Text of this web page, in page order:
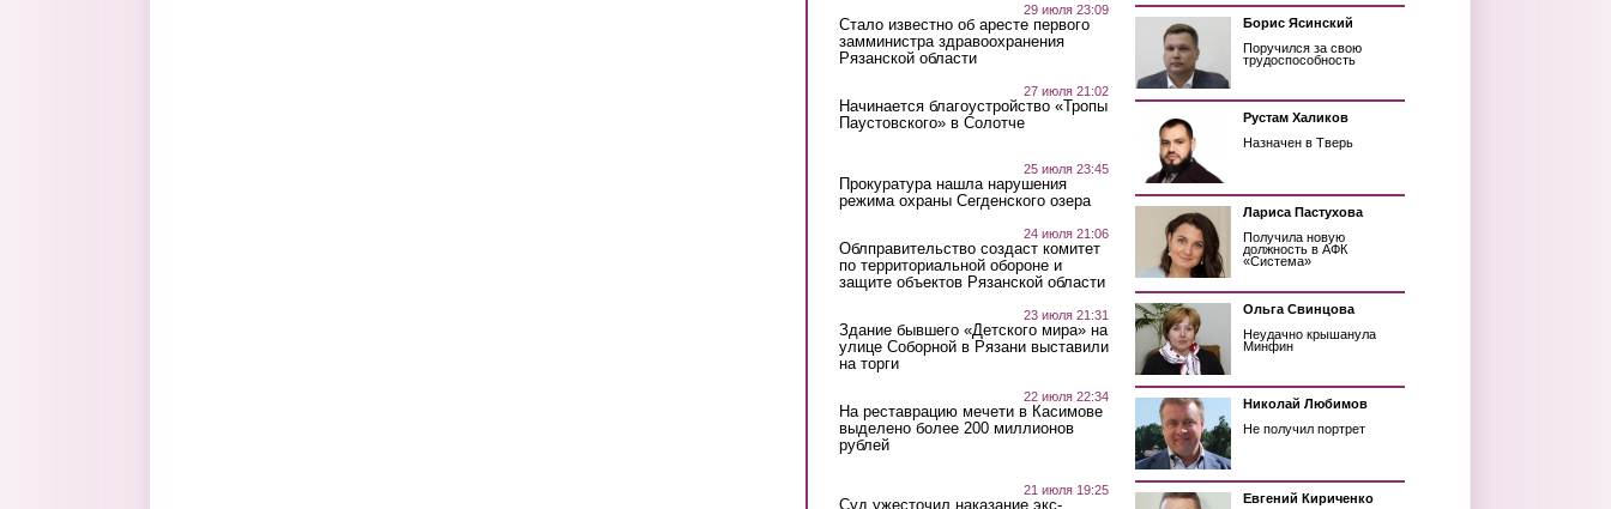
29 июля 23:09
Стало известно об аресте первого
замминистра здравоохранения
Рязанской области
27 июля 21:02
Начинается благоустройство «Тропы
Паустовского» в Солотче
25 июля 23:45
Прокуратура нашла нарушения
режима охраны Сегденского озера
24 июля 21:06
Облправительство создаст комитет
по территориальной обороне и
защите объектов Рязанской области
23 июля 21:31
Здание бывшего «Детского мира» на
улице Соборной в Рязани выставили
на торги
22 июля 22:34
На реставрацию мечети в Касимове
выделено более 200 миллионов
рублей
21 июля 19:25
Суд ужесточил наказание экс-
Борис Ясинский
Поручился за свою
трудоспособность
Рустам Халиков
Назначен в Тверь
Лариса Пастухова
Получила новую
должность в АФК
«Система»
Ольга Свинцова
Неудачно крышанула
Минфин
Николай Любимов
Не получил портрет
Евгений Кириченко